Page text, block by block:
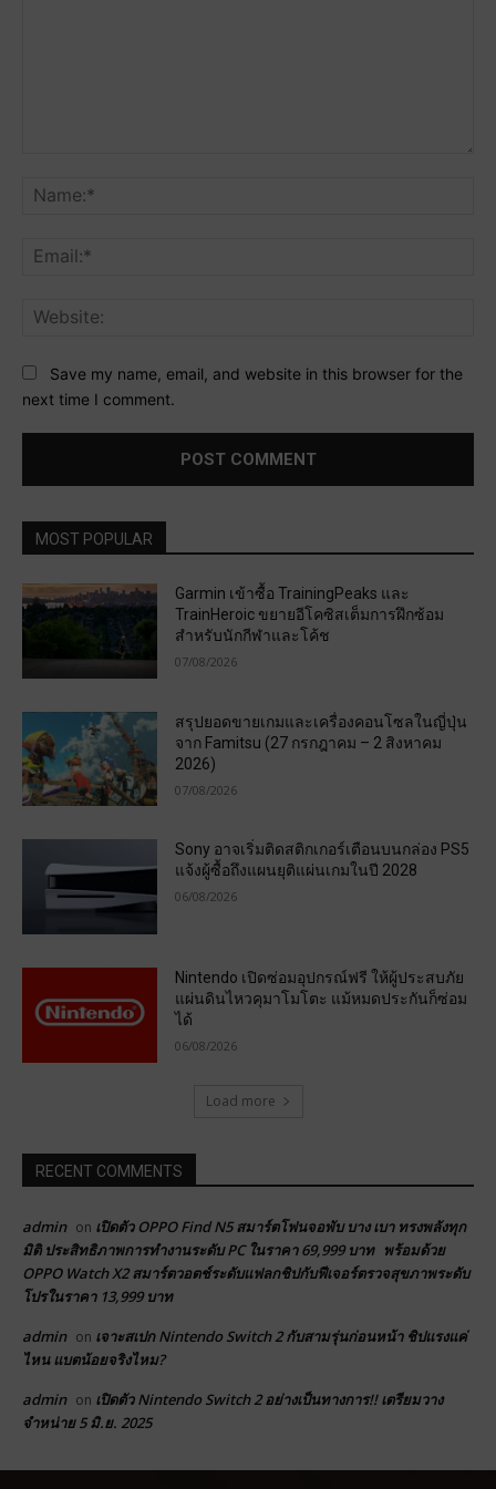
Save my name, email, and website in this browser for the
next time I comment.
MOST POPULAR
Garmin เข้าซื้อ TrainingPeaks และ
TrainHeroic ขยายอีโคซิสเต็มการฝึกซ้อม
สำหรับนักกีฬาและโค้ช
07/08/2026
สรุปยอดขายเกมและเครื่องคอนโซลในญี่ปุ่น
จาก Famitsu (27 กรกฎาคม – 2 สิงหาคม
2026)
07/08/2026
Sony อาจเริ่มติดสติกเกอร์เตือนบนกล่อง PS5
แจ้งผู้ซื้อถึงแผนยุติแผ่นเกมในปี 2028
06/08/2026
Nintendo เปิดซ่อมอุปกรณ์ฟรี ให้ผู้ประสบภัย
แผ่นดินไหวคุมาโมโตะ แม้หมดประกันก็ซ่อม
ได้
06/08/2026
Load more
RECENT COMMENTS
admin on เปิดตัว OPPO Find N5 สมาร์ตโฟนจอพับ บาง เบา ทรงพลังทุก
มิติ ประสิทธิภาพการทำงานระดับ PC ในราคา 69,999 บาท พร้อมด้วย
OPPO Watch X2 สมาร์ตวอตช์ระดับแฟลกชิปกับฟีเจอร์ตรวจสุขภาพระดับ
โปรในราคา 13,999 บาท
admin on เจาะสเปก Nintendo Switch 2 กับสามรุ่นก่อนหน้า ชิปแรงแค่
ไหน แบตน้อยจริงไหม?
admin on เปิดตัว Nintendo Switch 2 อย่างเป็นทางการ!! เตรียมวาง
จำหน่าย 5 มิ.ย. 2025